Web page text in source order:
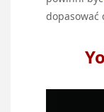
dopasować